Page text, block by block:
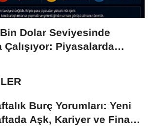
Dolar Seviyesinde
Çalışıyor: Piyasalarda
Burç Yorumları: Yeni
Aşk, Kariyer ve Finans